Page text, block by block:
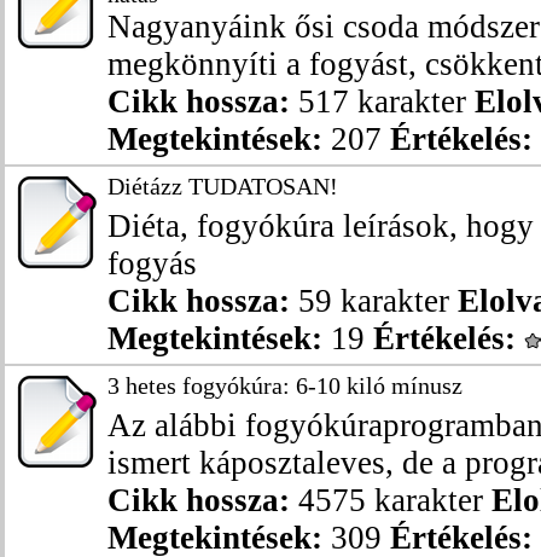
Nagyanyáink ősi csoda
megkönnyíti a fogyást,
Cikk hossza: 517 karakter
Megtekintések: 207 Értékelés:
Diétázz TUDATOSAN!
Diéta, fogyókúra leírások, hogy
fogyás
Cikk hossza: 59 karakter
Megtekintések: 19 Értékelés:
3 hetes fogyókúra: 6-10 kiló mínusz
Az alábbi
ismert káposztaleves, de a
Cikk hossza: 4575 karakter
Megtekintések: 309 Értékelés: